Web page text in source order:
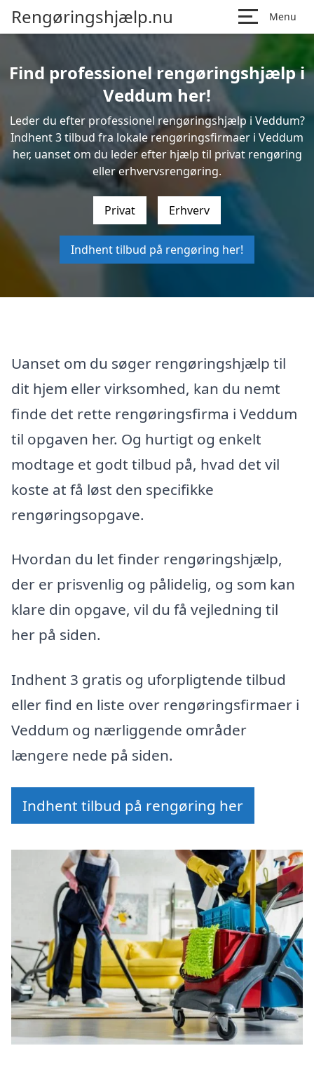
Rengøringshjælp.nu Menu
Find professionel rengøringshjælp i
Veddum her!
Leder du efter professionel rengøringshjælp i Veddum?
Indhent 3 tilbud fra lokale rengøringsfirmaer i Veddum
her, uanset om du leder efter hjælp til privat rengøring
eller erhvervsrengøring.
Privat Erhverv
Indhent tilbud på rengøring her!
Uanset om du søger rengøringshjælp til
dit hjem eller virksomhed, kan du nemt
finde det rette rengøringsfirma i Veddum
til opgaven her. Og hurtigt og enkelt
modtage et godt tilbud på, hvad det vil
koste at få løst den specifikke
rengøringsopgave.
Hvordan du let finder rengøringshjælp,
der er prisvenlig og pålidelig, og som kan
klare din opgave, vil du få vejledning til
her på siden.
Indhent 3 gratis og uforpligtende tilbud
eller find en liste over rengøringsfirmaer i
Veddum og nærliggende områder
længere nede på siden.
Indhent tilbud på rengøring her